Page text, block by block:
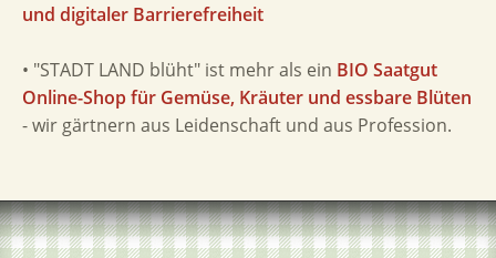
und digitaler Barrierefreiheit
• "STADT LAND blüht" ist mehr als ein BIO Saatgut
Online-Shop für Gemüse, Kräuter und essbare Blüten
- wir gärtnern aus Leidenschaft und aus Profession.